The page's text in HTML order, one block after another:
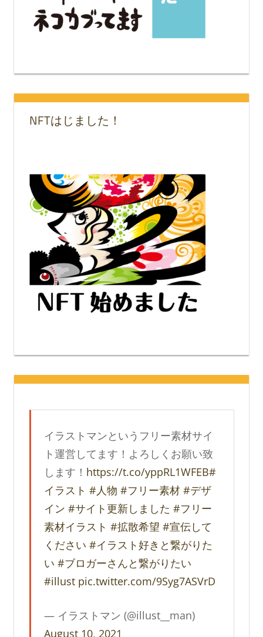
NFTはじました！
イラストマンというフリー素材サイ
ト運営してます！よろしくお願い致
します！ https://t.co/yppRL1WFEB#
イラスト #人物 #フリー素材 #デザ
イン #サイト更新しました #フリー
素材イラスト #拡散希望 #宣伝して
ください #イラスト好きと繋がりた
い #ブロガーさんと繋がりたい
#illust pic.twitter.com/9Syg7ASVrD
— イラストマン (@illust__man)
August 10, 2021